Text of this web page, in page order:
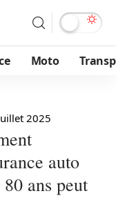
Moto
2025
auto
80 ans peut